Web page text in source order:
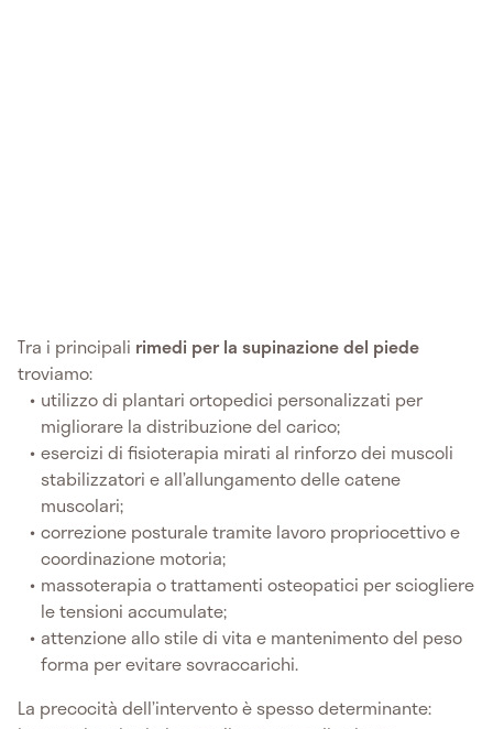
Tra i principali rimedi per la supinazione del piede
troviamo:
utilizzo di plantari ortopedici personalizzati per
migliorare la distribuzione del carico;
esercizi di fisioterapia mirati al rinforzo dei muscoli
stabilizzatori e all’allungamento delle catene
muscolari;
correzione posturale tramite lavoro propriocettivo e
coordinazione motoria;
massoterapia o trattamenti osteopatici per sciogliere
le tensioni accumulate;
attenzione allo stile di vita e mantenimento del peso
forma per evitare sovraccarichi.
La precocità dell’intervento è spesso determinante: